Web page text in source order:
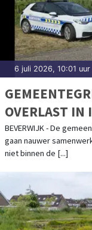
6 juli 2026, 10:01 uur
OVERLAST IN
WEG
BEVERWIJK - De
gaan nauwer
niet binnen de [...]